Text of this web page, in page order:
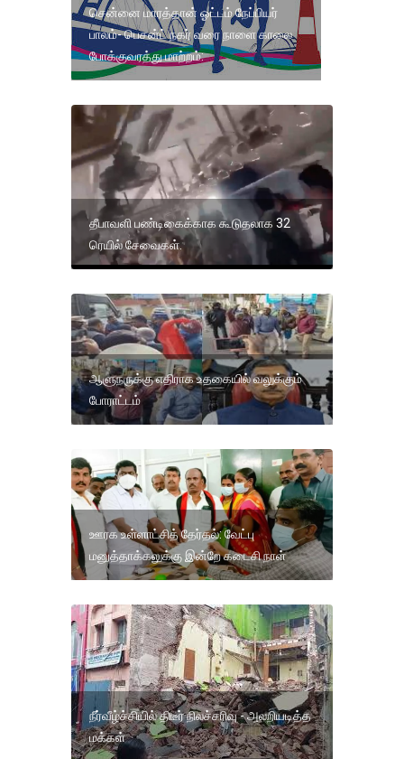
சென்னை மாரத்தான் ஓட்டம் நேப்பியர்
பாலம்- பெசன்ட் நகர் வரை நாளை காலை
போக்குவரத்து மாற்றம்:
தீபாவளி பண்டிகைக்காக கூடுதலாக 32
ரெயில் சேவைகள்.
ஆளுநருக்கு எதிராக உதகையில் வலுக்கும்
போராட்டம்
ஊரக உள்ளாட்சித் தேர்தல்: வேட்பு
மனுத்தாக்கலுக்கு இன்றே கடைசி நாள்
நீர்வீழ்ச்சியில் திடீர் நிலச்சரிவு - அலறியடித்த
மக்கள்